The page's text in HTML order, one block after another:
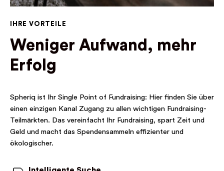
IHRE VORTEILE
Weniger Aufwand, mehr
Erfolg
Spheriq ist Ihr Single Point of Fundraising: Hier finden Sie über
einen einzigen Kanal Zugang zu allen wichtigen Fundraising-
Teilmärkten. Das vereinfacht Ihr Fundraising, spart Zeit und
Geld und macht das Spendensammeln effizienter und
ökologischer.